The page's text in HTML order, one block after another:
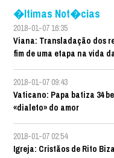
�ltimas Not�cias
2018-01-07 16:35
Viana: Transladação dos
fim de uma etapa na vida
2018-01-07 09:43
Vaticano: Papa batiza 34
«dialeto» do amor
2018-01-07 02:54
Igreja: Cristãos de Rito